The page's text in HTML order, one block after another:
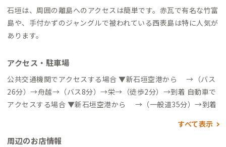
石垣は、周囲の離島へのアクセスは簡単です。赤瓦で有名な竹富
島や、手付かずのジャングルで被われている西表島は特に人気が
あります。
アクセス・駐車場
公共交通機関でアクセスする場合 ▼新石垣空港から →（バス
26分）→舟越→（バス8分）→栄→（徒歩2分）→到着 自動車で
アクセスする場合 ▼新石垣空港から →（一般道35分）→到着
すべて表示
周辺のお店情報